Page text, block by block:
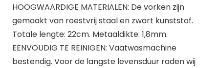
HOOGWAARDIGE MATERIALEN: De vorken zijn
gemaakt van roestvrij staal en zwart kunststof.
Totale lengte: 22cm. Metaaldikte: 1,8mm.
EENVOUDIG TE REINIGEN: Vaatwasmachine
bestendig. Voor de langste levensduur raden wij